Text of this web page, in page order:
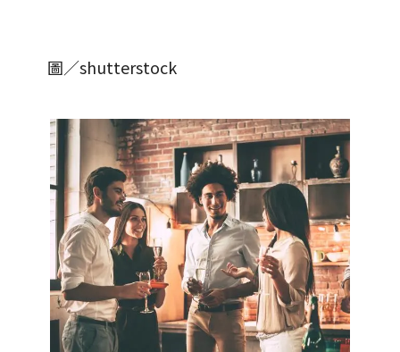
圖／shutterstock